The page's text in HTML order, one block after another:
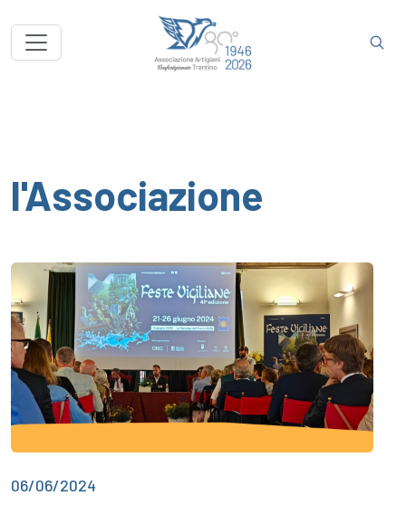
l'Associazione
06/06/2024